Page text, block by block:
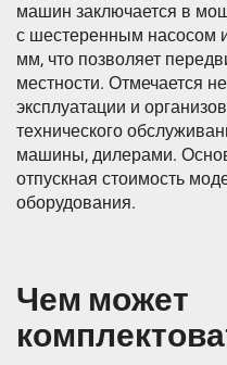
машин заключается в
с шестеренным насосом
мм, что позволяет
местности. Отмечается
эксплуатации и
технического
машины, дилерами.
отпускная стоимость
оборудования.
Чем может